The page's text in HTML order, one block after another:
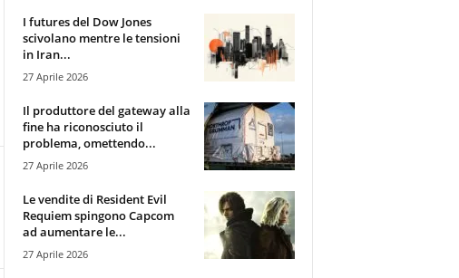
I futures del Dow Jones
scivolano mentre le tensioni
in Iran...
27 Aprile 2026
Il produttore del gateway alla
fine ha riconosciuto il
problema, omettendo...
27 Aprile 2026
Le vendite di Resident Evil
Requiem spingono Capcom
ad aumentare le...
27 Aprile 2026